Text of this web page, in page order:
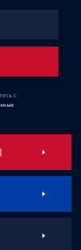
с